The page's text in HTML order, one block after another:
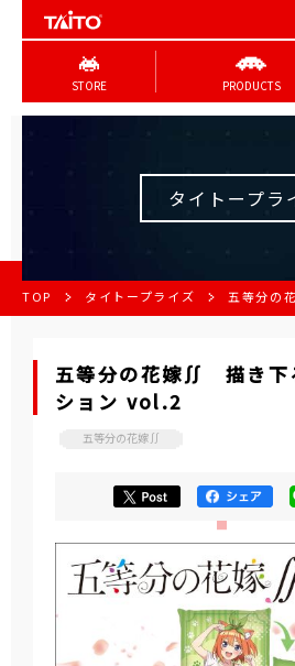
STORE PRODUCTS
タイトープラ
TOP タイトープライズ 五等分
五等分の花嫁∬ 描き下
ション vol.2
五等分の花嫁∬